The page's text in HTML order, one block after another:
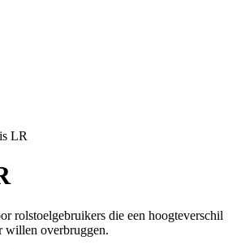
LR
rolstoelgebruikers die een hoogteverschil
willen overbruggen.